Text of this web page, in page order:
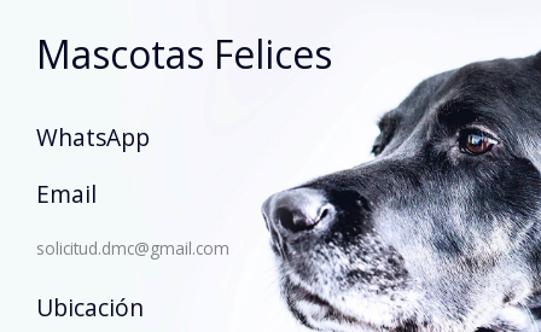
Mascotas Felices
WhatsApp
Email
solicitud.dmc@gmail.com
Ubicación